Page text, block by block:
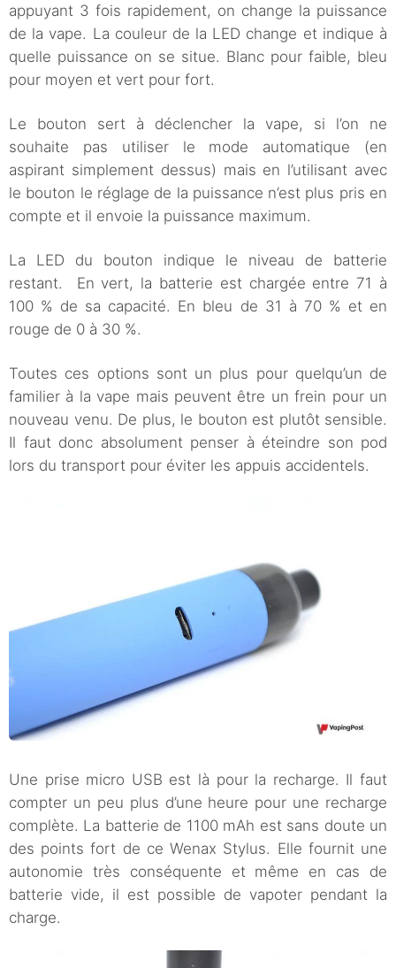
appuyant 3 fois rapidement, on change la puissance
de la vape. La couleur de la LED change et indique à
quelle puissance on se situe. Blanc pour faible, bleu
pour moyen et vert pour fort.
Le bouton sert à déclencher la vape, si l’on ne
souhaite pas utiliser le mode automatique (en
aspirant simplement dessus) mais en l’utilisant avec
le bouton le réglage de la puissance n’est plus pris en
compte et il envoie la puissance maximum.
La LED du bouton indique le niveau de batterie
restant. En vert, la batterie est chargée entre 71 à
100 % de sa capacité. En bleu de 31 à 70 % et en
rouge de 0 à 30 %.
Toutes ces options sont un plus pour quelqu’un de
familier à la vape mais peuvent être un frein pour un
nouveau venu. De plus, le bouton est plutôt sensible.
Il faut donc absolument penser à éteindre son pod
lors du transport pour éviter les appuis accidentels.
Une prise micro USB est là pour la recharge. Il faut
compter un peu plus d’une heure pour une recharge
complète. La batterie de 1100 mAh est sans doute un
des points fort de ce Wenax Stylus. Elle fournit une
autonomie très conséquente et même en cas de
batterie vide, il est possible de vapoter pendant la
charge.